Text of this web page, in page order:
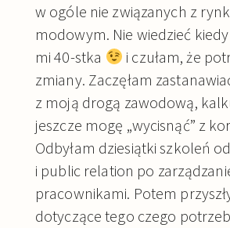
w ogóle nie związanych z
modowym. Nie wiedzieć kiedy
mi 40-stka
i czułam, że
zmiany. Zaczęłam
z moją drogą zawodową,
jeszcze mogę „wycisnąć” z
Odbyłam dziesiątki szkoleń
i public relation po
pracownikami. Potem
dotyczące tego czego